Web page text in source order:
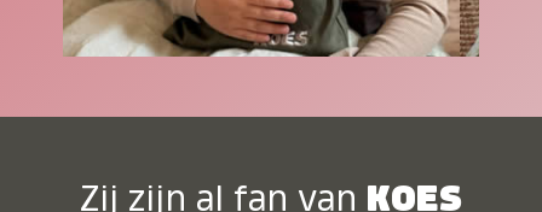
Zij zijn al fan van KOES